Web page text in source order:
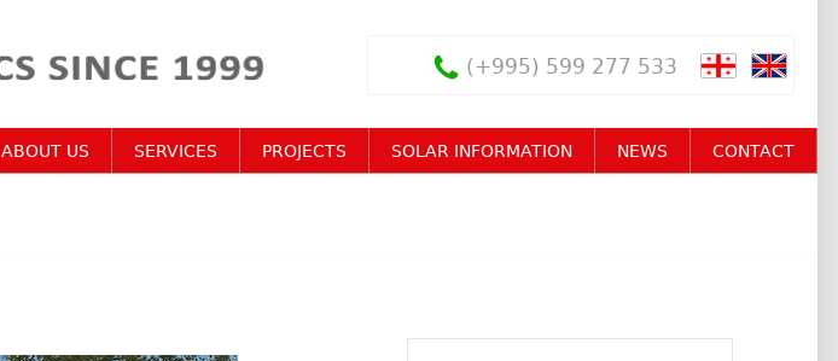
(+995) 599 277 533
ABOUT US SERVICES PROJECTS SOLAR INFORMATION NEWS CONTACT